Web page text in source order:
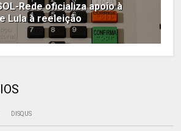
Rede oficializa apoio à
Lula à reeleição
DISQUS